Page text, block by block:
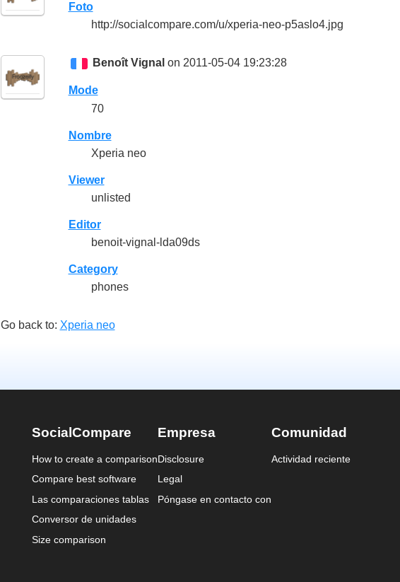
Foto
http://socialcompare.com/u/xperia-neo-p5aslo4.jpg
Benoît Vignal on 2011-05-04 19:23:28
Mode
70
Nombre
Xperia neo
Viewer
unlisted
Editor
benoit-vignal-lda09ds
Category
phones
Go back to: Xperia neo
SocialCompare
How to create a comparison
Compare best software
Las comparaciones tablas
Conversor de unidades
Size comparison
Empresa
Disclosure
Legal
Póngase en contacto con
Comunidad
Actividad reciente